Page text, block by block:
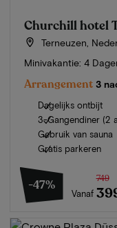
Churchill hotel
Terneuzen,
Minivakantie: 4
Arrangement 3
Dagelijks ontbijt
3-Gangendiner (2
Gebruik van sauna
Gratis parkeren
-47%
Vanaf
749